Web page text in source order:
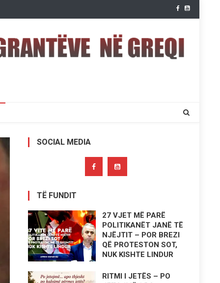
SOCIAL MEDIA
TË FUNDIT
27 VJET MË PARË
POLITIKANËT JANË TË
NJËJTIT – POR BREZI
QË PROTESTON SOT,
NUK KISHTE LINDUR
RITMI I JETËS – PO